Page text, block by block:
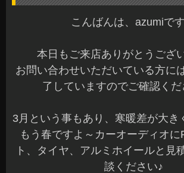
こんばんは、azumiで
本日もご来店ありがとうござ
お問い合わせいただいている方に
了していますのでご確認くだ
3月という事もあり、寒暖差が大き
もう春ですよ～カーオーディオに
ト、タイヤ、アルミホイールと見
談ください♪